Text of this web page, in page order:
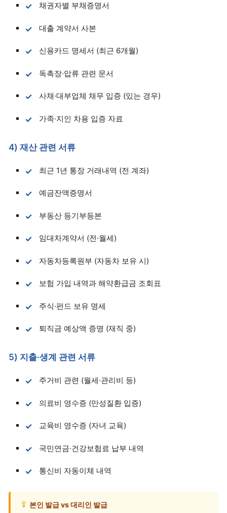
채권자별 부채증명서
대출 계약서 사본
신용카드 명세서 (최근 6개월)
독촉장·압류 관련 문서
사채·대부업체 채무 입증 (있는 경우)
가족·지인 차용 입증 자료
4) 재산 관련 서류
최근 1년 통장 거래내역 (전 계좌)
예금잔액증명서
부동산 등기부등본
임대차계약서 (전·월세)
자동차등록원부 (자동차 보유 시)
보험 가입 내역과 해약환급금 조회표
주식·펀드 보유 명세
퇴직금 예상액 증명 (재직 중)
5) 지출·생계 관련 서류
주거비 관련 (월세·관리비 등)
의료비 영수증 (만성질환 입증)
교육비 영수증 (자녀 교육)
국민연금·건강보험료 납부 내역
통신비 자동이체 내역
본인 발급 vs 대리인 발급